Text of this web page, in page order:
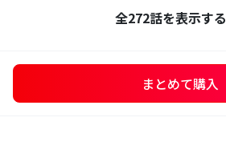
全272話を表示する
まとめて購入